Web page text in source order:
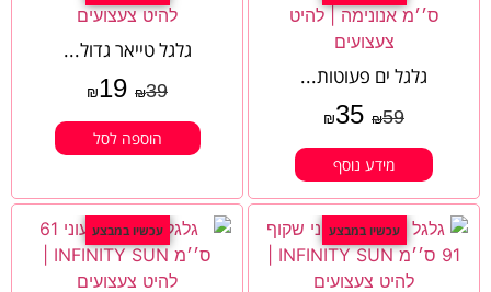
גלגל ים פעוטות...
₪59
₪35
מידע נוסף
גלגל טייאר גדול...
₪39
₪19
הוספה לסל
עכשיו במבצע עכשיו במבצע